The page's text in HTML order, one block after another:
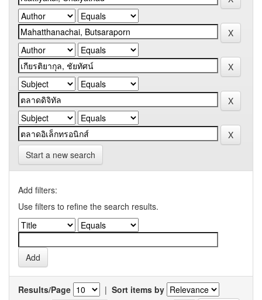
Start a new search
Add filters:
Use filters to refine the search results.
Results/Page | Sort items by